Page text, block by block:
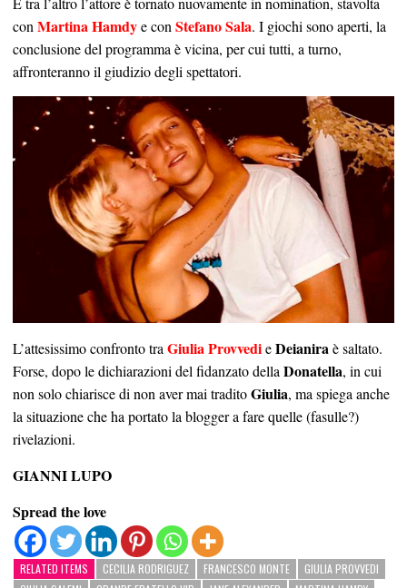
con Martina Hamdye con Stefano Sala. I giochi sono aperti, la
conclusione del programma è vicina, per cui tutti, a turno,
affronteranno il giudizio degli spettatori.
L’attesissimo confronto tra Giulia ProvvedieDeianiraè saltato.
Forse, dopo le dichiarazioni del fidanzato della Donatella, in cui
non solo chiarisce di non aver mai traditoGiulia, ma spiega anche
la situazione che ha portato la blogger a fare quelle (fasulle?)
rivelazioni.
GIANNI LUPO
Spread the love
RELATED ITEMS CECILIA RODRIGUEZ FRANCESCO MONTE
GIULIA PROVVEDI